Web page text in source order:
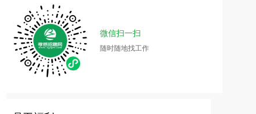
微信扫一扫
随时随地找工作